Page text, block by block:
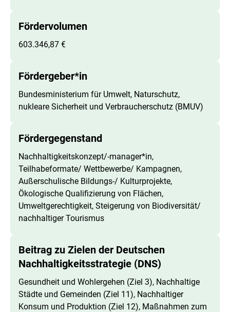
Fördervolumen
603.346,87 €
Fördergeber*in
Bundesministerium für Umwelt, Naturschutz,
nukleare Sicherheit und Verbraucherschutz (BMUV)
Fördergegenstand
Nachhaltigkeitskonzept/-manager*in,
Teilhabeformate/ Wettbewerbe/ Kampagnen,
Außerschulische Bildungs-/ Kulturprojekte,
Ökologische Qualifizierung von Flächen,
Umweltgerechtigkeit, Steigerung von Biodiversität/
nachhaltiger Tourismus
Beitrag zu Zielen der Deutschen
Nachhaltigkeitsstrategie (DNS)
Gesundheit und Wohlergehen (Ziel 3), Nachhaltige
Städte und Gemeinden (Ziel 11), Nachhaltiger
Konsum und Produktion (Ziel 12), Maßnahmen zum